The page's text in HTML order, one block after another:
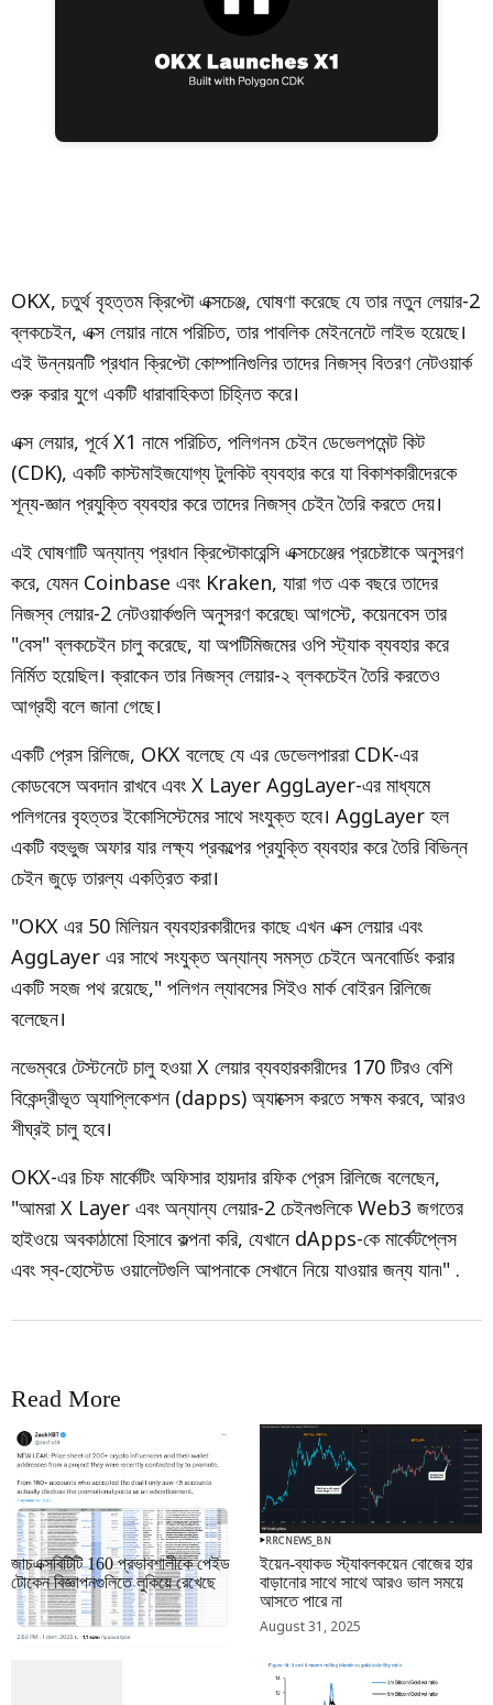
OKX, চতুর্থ বৃহত্তম ক্রিপ্টো এক্সচেঞ্জ, ঘোষণা করেছে যে তার নতুন লেয়ার-2
ব্লকচেইন, এক্স লেয়ার নামে পরিচিত, তার পাবলিক মেইননেটে লাইভ হয়েছে।
এই উন্নয়নটি প্রধান ক্রিপ্টো কোম্পানিগুলির তাদের নিজস্ব বিতরণ নেটওয়ার্ক
শুরু করার যুগে একটি ধারাবাহিকতা চিহ্নিত করে।
এক্স লেয়ার, পূর্বে X1 নামে পরিচিত, পলিগনস চেইন ডেভেলপমেন্ট কিট
(CDK), একটি কাস্টমাইজযোগ্য টুলকিট ব্যবহার করে যা বিকাশকারীদেরকে
শূন্য-জ্ঞান প্রযুক্তি ব্যবহার করে তাদের নিজস্ব চেইন তৈরি করতে দেয়।
এই ঘোষণাটি অন্যান্য প্রধান ক্রিপ্টোকারেন্সি এক্সচেঞ্জের প্রচেষ্টাকে অনুসরণ
করে, যেমন Coinbase এবং Kraken, যারা গত এক বছরে তাদের
নিজস্ব লেয়ার-2 নেটওয়ার্কগুলি অনুসরণ করেছে৷ আগস্টে, কয়েনবেস তার
"বেস" ব্লকচেইন চালু করেছে, যা অপটিমিজমের ওপি স্ট্যাক ব্যবহার করে
নির্মিত হয়েছিল। ক্রাকেন তার নিজস্ব লেয়ার-২ ব্লকচেইন তৈরি করতেও
আগ্রহী বলে জানা গেছে।
একটি প্রেস রিলিজে, OKX বলেছে যে এর ডেভেলপাররা CDK-এর
কোডবেসে অবদান রাখবে এবং X Layer AggLayer-এর মাধ্যমে
পলিগনের বৃহত্তর ইকোসিস্টেমের সাথে সংযুক্ত হবে। AggLayer হল
একটি বহুভুজ অফার যার লক্ষ্য প্রকল্পের প্রযুক্তি ব্যবহার করে তৈরি বিভিন্ন
চেইন জুড়ে তারল্য একত্রিত করা।
"OKX এর 50 মিলিয়ন ব্যবহারকারীদের কাছে এখন এক্স লেয়ার এবং
AggLayer এর সাথে সংযুক্ত অন্যান্য সমস্ত চেইনে অনবোর্ডিং করার
একটি সহজ পথ রয়েছে," পলিগন ল্যাবসের সিইও মার্ক বোইরন রিলিজে
বলেছেন।
নভেম্বরে টেস্টনেটে চালু হওয়া X লেয়ার ব্যবহারকারীদের 170 টিরও বেশি
বিকেন্দ্রীভূত অ্যাপ্লিকেশন (dapps) অ্যাক্সেস করতে সক্ষম করবে, আরও
শীঘ্রই চালু হবে।
OKX-এর চিফ মার্কেটিং অফিসার হায়দার রফিক প্রেস রিলিজে বলেছেন,
"আমরা X Layer এবং অন্যান্য লেয়ার-2 চেইনগুলিকে Web3 জগতের
হাইওয়ে অবকাঠামো হিসাবে কল্পনা করি, যেখানে dApps-কে মার্কেটপ্লেস
এবং স্ব-হোস্টেড ওয়ালেটগুলি আপনাকে সেখানে নিয়ে যাওয়ার জন্য যান৷" .
Read More
RRCNEWS_BN
জাচএক্সবিটিটি 160 প্রভাবশালীকে পেইড
টোকেন বিজ্ঞাপনগুলিতে লুকিয়ে রেখেছে
September 01, 2025
RRCNEWS_BN
ইয়েন-ব্যাকড স্ট্যাবলকয়েন বোজের হার
বাড়ানোর সাথে সাথে আরও ভাল সময়ে
আসতে পারে না
August 31, 2025